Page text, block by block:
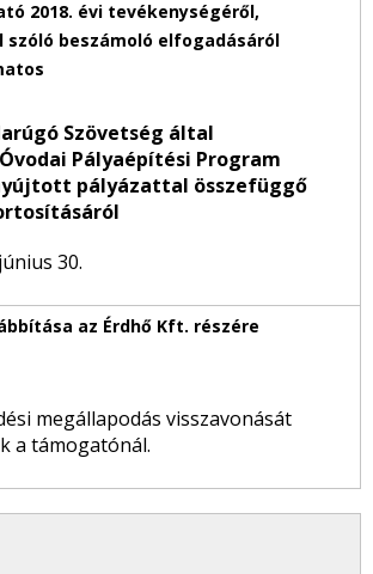
Szövetség által
Pályaépítési Program
pályázattal összefüggő
30.
megállapodás visszavonását
a támogatónál.